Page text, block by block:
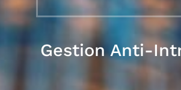
Gestion Anti-